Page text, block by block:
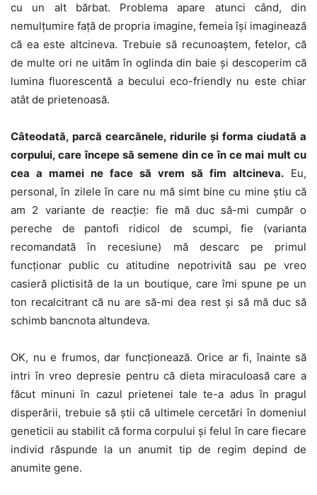
cu un alt bărbat. Problema apare atunci când, din
nemulțumire față de propria imagine, femeia își imaginează
că ea este altcineva. Trebuie să recunoaștem, fetelor, că
de multe ori ne uităm în oglinda din baie și descoperim că
lumina fluorescentă a becului eco-friendly nu este chiar
atât de prie­tenoasă.
Câteodată, parcă cearcănele, ridurile și forma ciudată a
corpului, care începe să semene din ce în ce mai mult cu
cea a mamei ne face să vrem să fim altcineva. Eu,
personal, în zilele în care nu mă simt bine cu mine știu că
am 2 variante de reacție: fie mă duc să-mi cumpăr o
pereche de pantofi ridicol de scumpi, fie (varianta
recomandată în recesiune) mă descarc pe primul
funcționar public cu atitudine nepotrivită sau pe vreo
casieră plictisită de la un boutique, care îmi spune pe un
ton recalcitrant că nu are să-mi dea rest și să mă duc să
schimb bancnota altundeva.
OK, nu e frumos, dar funcționează. Orice ar fi, înainte să
intri în vreo depresie pentru că dieta miraculoasă care a
făcut minuni în cazul prietenei tale te-a adus în pragul
disperării, trebuie să știi că ultimele cercetări în domeniul
geneticii au stabilit că forma corpului și felul în care fiecare
individ răspunde la un anumit tip de regim depind de
anumite gene.